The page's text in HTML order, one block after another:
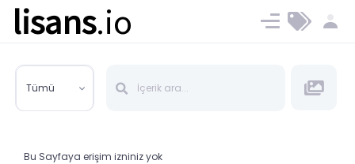
lisans.io Ücret ve Planlar
Tümü
Bu Sayfaya erişim izniniz yok